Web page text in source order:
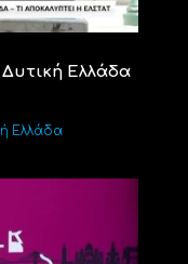
Δυτική Ελλάδα
Ελλάδα